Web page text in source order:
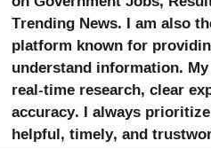
Trending News. I am also
platform known for
understand information.
real-time research, clear
accuracy. I always
helpful, timely, and